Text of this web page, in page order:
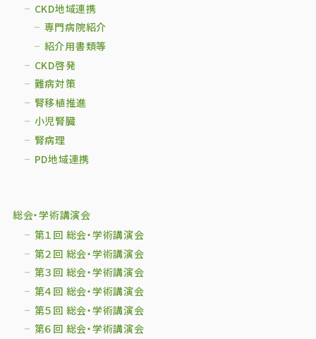
CKD地域連携
専門病院紹介
紹介用書類等
CKD啓発
難病対策
腎移植推進
小児腎臓
腎病理
PD地域連携
総会・学術講演会
第１回 総会・学術講演会
第２回 総会・学術講演会
第３回 総会・学術講演会
第４回 総会・学術講演会
第５回 総会・学術講演会
第６回 総会・学術講演会